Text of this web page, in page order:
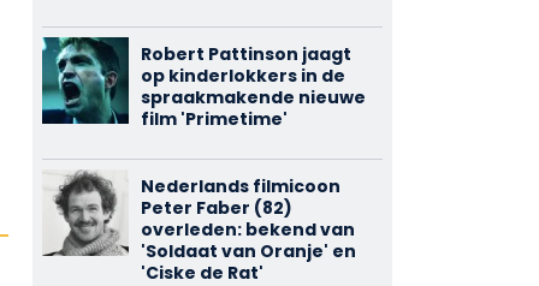
Robert Pattinson jaagt
op kinderlokkers in de
spraakmakende nieuwe
film 'Primetime'
Nederlands filmicoon
Peter Faber (82)
overleden: bekend van
'Soldaat van Oranje' en
'Ciske de Rat'